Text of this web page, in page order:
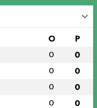
O P
0 0
0 0
0 0
0 0